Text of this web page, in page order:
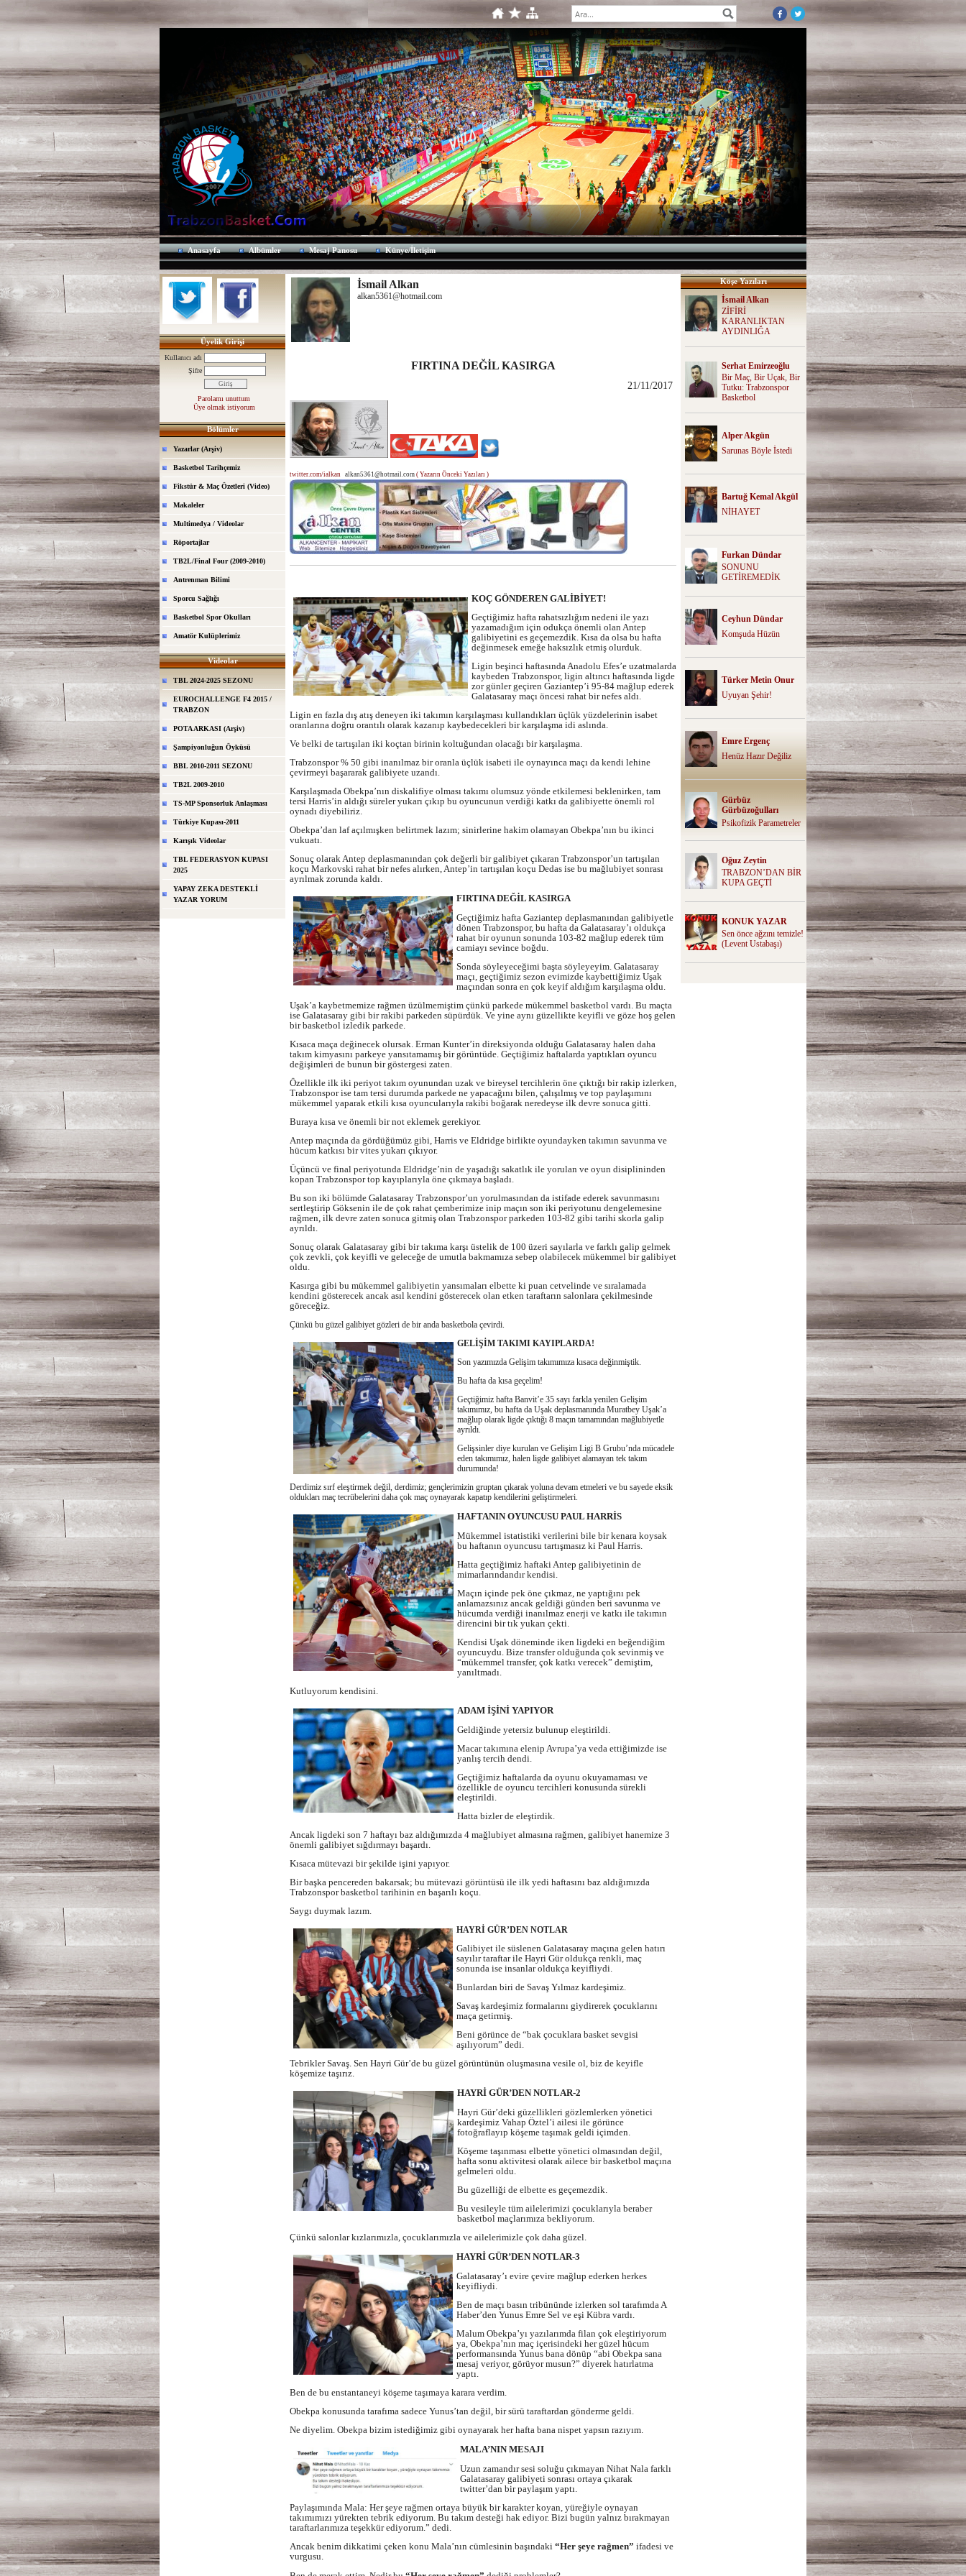
Anasayfa Albümler Mesaj Panosu Künye/İletişim
Üyelik Girişi
Kullanıcı adı
Şifre
Parolamı unuttum
Üye olmak istiyorum
Bölümler
Yazarlar (Arşiv)
Basketbol Tarihçemiz
Fikstür & Maç Özetleri (Video)
Makaleler
Multimedya / Videolar
Röportajlar
TB2L/Final Four (2009-2010)
Antrenman Bilimi
Sporcu Sağlığı
Basketbol Spor Okulları
Amatör Kulüplerimiz
Videolar
TBL 2024-2025 SEZONU
EUROCHALLENGE F4 2015 /
TRABZON
POTA ARKASI (Arşiv)
Şampiyonluğun Öyküsü
BBL 2010-2011 SEZONU
TB2L 2009-2010
TS-MP Sponsorluk Anlaşması
Türkiye Kupası-2011
Karışık Videolar
TBL FEDERASYON KUPASI
2025
YAPAY ZEKA DESTEKLİ
YAZAR YORUM
İsmail Alkan
alkan5361@hotmail.com
FIRTINA DEĞİL KASIRGA
21/11/2017
twitter.com/ialkan alkan5361@hotmail.com ( Yazarın Önceki Yazıları )
KOÇ GÖNDEREN GALİBİYET!
Geçtiğimiz hafta rahatsızlığım nedeni ile yazı
yazamadığım için odukça önemli olan Antep
galibiyetini es geçemezdik. Kısa da olsa bu hafta
değinmesek emeğe haksızlık etmiş olurduk.
Ligin beşinci haftasında Anadolu Efes’e uzatmalarda
kaybeden Trabzonspor, ligin altıncı haftasında ligde
zor günler geçiren Gaziantep’i 95-84 mağlup ederek
Galatasaray maçı öncesi rahat bir nefes aldı.
Ligin en fazla dış atış deneyen iki takımın karşılaşması kullandıkları üçlük yüzdelerinin isabet
oranlarına doğru orantılı olarak kazanıp kaybedecekleri bir karşılaşma idi aslında.
Ve belki de tartışılan iki koçtan birinin koltuğundan olacağı bir karşılaşma.
Trabzonspor % 50 gibi inanılmaz bir oranla üçlük isabeti ile oynayınca maçı da kendi lehine
çevirmeyi başararak galibiyete uzandı.
Karşılaşmada Obekpa’nın diskalifiye olması takımı olumsuz yönde etkilemesi beklenirken, tam
tersi Harris’in aldığı süreler yukarı çıkıp bu oyuncunun verdiği katkı da galibiyette önemli rol
oynadı diyebiliriz.
Obekpa’dan laf açılmışken belirtmek lazım; sinirlerine hakim olamayan Obekpa’nın bu ikinci
vukuatı.
Sonuç olarak Antep deplasmanından çok değerli bir galibiyet çıkaran Trabzonspor’un tartışılan
koçu Markovski rahat bir nefes alırken, Antep’in tartışılan koçu Dedas ise bu mağlubiyet sonrası
ayrılmak zorunda kaldı.
FIRTINA DEĞİL KASIRGA
Geçtiğimiz hafta Gaziantep deplasmanından galibiyetle
dönen Trabzonspor, bu hafta da Galatasaray’ı oldukça
rahat bir oyunun sonunda 103-82 mağlup ederek tüm
camiayı sevince boğdu.
Sonda söyleyeceğimi başta söyleyeyim. Galatasaray
maçı, geçtiğimiz sezon evimizde kaybettiğimiz Uşak
maçından sonra en çok keyif aldığım karşılaşma oldu.
Uşak’a kaybetmemize rağmen üzülmemiştim çünkü parkede mükemmel basketbol vardı. Bu maçta
ise Galatasaray gibi bir rakibi parkeden süpürdük. Ve yine aynı güzellikte keyifli ve göze hoş gelen
bir basketbol izledik parkede.
Kısaca maça değinecek olursak. Erman Kunter’in direksiyonda olduğu Galatasaray halen daha
takım kimyasını parkeye yansıtamamış bir görüntüde. Geçtiğimiz haftalarda yaptıkları oyuncu
değişimleri de bunun bir göstergesi zaten.
Özellikle ilk iki periyot takım oyunundan uzak ve bireysel tercihlerin öne çıktığı bir rakip izlerken,
Trabzonspor ise tam tersi durumda parkede ne yapacağını bilen, çalışılmış ve top paylaşımını
mükemmel yaparak etkili kısa oyuncularıyla rakibi boğarak neredeyse ilk devre sonuca gitti.
Buraya kısa ve önemli bir not eklemek gerekiyor.
Antep maçında da gördüğümüz gibi, Harris ve Eldridge birlikte oyundayken takımın savunma ve
hücum katkısı bir vites yukarı çıkıyor.
Üçüncü ve final periyotunda Eldridge’nin de yaşadığı sakatlık ile yorulan ve oyun disiplininden
kopan Trabzonspor top kayıplarıyla öne çıkmaya başladı.
Bu son iki bölümde Galatasaray Trabzonspor’un yorulmasından da istifade ederek savunmasını
sertleştirip Göksenin ile de çok rahat çemberimize inip maçın son iki periyotunu dengelemesine
rağmen, ilk devre zaten sonuca gitmiş olan Trabzonspor parkeden 103-82 gibi tarihi skorla galip
ayrıldı.
Sonuç olarak Galatasaray gibi bir takıma karşı üstelik de 100 üzeri sayılarla ve farklı galip gelmek
çok zevkli, çok keyifli ve geleceğe de umutla bakmamıza sebep olabilecek mükemmel bir galibiyet
oldu.
Kasırga gibi bu mükemmel galibiyetin yansımaları elbette ki puan cetvelinde ve sıralamada
kendini gösterecek ancak asıl kendini gösterecek olan etken taraftarın salonlara çekilmesinde
göreceğiz.
Çünkü bu güzel galibiyet gözleri de bir anda basketbola çevirdi.
GELİŞİM TAKIMI KAYIPLARDA!
Son yazımızda Gelişim takımımıza kısaca değinmiştik.
Bu hafta da kısa geçelim!
Geçtiğimiz hafta Banvit’e 35 sayı farkla yenilen Gelişim
takımımız, bu hafta da Uşak deplasmanında Muratbey Uşak’a
mağlup olarak ligde çıktığı 8 maçın tamamından mağlubiyetle
ayrıldı.
Gelişsinler diye kurulan ve Gelişim Ligi B Grubu’nda mücadele
eden takımımız, halen ligde galibiyet alamayan tek takım
durumunda!
Derdimiz sırf eleştirmek değil, derdimiz; gençlerimizin gruptan çıkarak yoluna devam etmeleri ve bu sayede eksik
oldukları maç tecrübelerini daha çok maç oynayarak kapatıp kendilerini geliştirmeleri.
HAFTANIN OYUNCUSU PAUL HARRİS
Mükemmel istatistiki verilerini bile bir kenara koysak
bu haftanın oyuncusu tartışmasız ki Paul Harris.
Hatta geçtiğimiz haftaki Antep galibiyetinin de
mimarlarındandır kendisi.
Maçın içinde pek öne çıkmaz, ne yaptığını pek
anlamazsınız ancak geldiği günden beri savunma ve
hücumda verdiği inanılmaz enerji ve katkı ile takımın
direncini bir tık yukarı çekti.
Kendisi Uşak döneminde iken ligdeki en beğendiğim
oyuncuydu. Bize transfer olduğunda çok sevinmiş ve
“mükemmel transfer, çok katkı verecek” demiştim,
yanıltmadı.
Kutluyorum kendisini.
ADAM İŞİNİ YAPIYOR
Geldiğinde yetersiz bulunup eleştirildi.
Macar takımına elenip Avrupa’ya veda ettiğimizde ise
yanlış tercih dendi.
Geçtiğimiz haftalarda da oyunu okuyamaması ve
özellikle de oyuncu tercihleri konusunda sürekli
eleştirildi.
Hatta bizler de eleştirdik.
Ancak ligdeki son 7 haftayı baz aldığımızda 4 mağlubiyet almasına rağmen, galibiyet hanemize 3
önemli galibiyet sığdırmayı başardı.
Kısaca mütevazi bir şekilde işini yapıyor.
Bir başka pencereden bakarsak; bu mütevazi görüntüsü ile ilk yedi haftasını baz aldığımızda
Trabzonspor basketbol tarihinin en başarılı koçu.
Saygı duymak lazım.
HAYRİ GÜR’DEN NOTLAR
Galibiyet ile süslenen Galatasaray maçına gelen hatırı
sayılır taraftar ile Hayri Gür oldukça renkli, maç
sonunda ise insanlar oldukça keyifliydi.
Bunlardan biri de Savaş Yılmaz kardeşimiz.
Savaş kardeşimiz formalarını giydirerek çocuklarını
maça getirmiş.
Beni görünce de “bak çocuklara basket sevgisi
aşılıyorum” dedi.
Tebrikler Savaş. Sen Hayri Gür’de bu güzel görüntünün oluşmasına vesile ol, biz de keyifle
köşemize taşırız.
HAYRİ GÜR’DEN NOTLAR-2
Hayri Gür’deki güzellikleri gözlemlerken yönetici
kardeşimiz Vahap Öztel’i ailesi ile görünce
fotoğraflayıp köşeme taşımak geldi içimden.
Köşeme taşınması elbette yönetici olmasından değil,
hafta sonu aktivitesi olarak ailece bir basketbol maçına
gelmeleri oldu.
Bu güzelliği de elbette es geçemezdik.
Bu vesileyle tüm ailelerimizi çocuklarıyla beraber
basketbol maçlarımıza bekliyorum.
Çünkü salonlar kızlarımızla, çocuklarımızla ve ailelerimizle çok daha güzel.
HAYRİ GÜR’DEN NOTLAR-3
Galatasaray’ı evire çevire mağlup ederken herkes
keyifliydi.
Ben de maçı basın tribününde izlerken sol tarafımda A
Haber’den Yunus Emre Sel ve eşi Kübra vardı.
Malum Obekpa’yı yazılarımda filan çok eleştiriyorum
ya, Obekpa’nın maç içerisindeki her güzel hücum
performansında Yunus bana dönüp “abi Obekpa sana
mesaj veriyor, görüyor musun?” diyerek hatırlatma
yaptı.
Ben de bu enstantaneyi köşeme taşımaya karara verdim.
Obekpa konusunda tarafıma sadece Yunus’tan değil, bir sürü taraftardan gönderme geldi.
Ne diyelim. Obekpa bizim istediğimiz gibi oynayarak her hafta bana nispet yapsın razıyım.
MALA’NIN MESAJI
Uzun zamandır sesi soluğu çıkmayan Nihat Nala farklı
Galatasaray galibiyeti sonrası ortaya çıkarak
twitter’dan bir paylaşım yaptı.
Paylaşımında Mala: Her şeye rağmen ortaya büyük bir karakter koyan, yüreğiyle oynayan
takımımızı yürekten tebrik ediyorum. Bu takım desteği hak ediyor. Bizi bugün yalnız bırakmayan
taraftarlarımıza teşekkür ediyorum.” dedi.
Ancak benim dikkatimi çeken konu Mala’nın cümlesinin başındaki “Her şeye rağmen” ifadesi ve
vurgusu.
Köşe Yazıları
İsmail Alkan
ZİFİRİ
KARANLIKTAN
AYDINLIĞA
Serhat Emirzeoğlu
Bir Maç, Bir Uçak, Bir
Tutku: Trabzonspor
Basketbol
Alper Akgün
Sarunas Böyle İstedi
Bartuğ Kemal Akgül
NİHAYET
Furkan Dündar
SONUNU
GETİREMEDİK
Ceyhun Dündar
Komşuda Hüzün
Türker Metin Onur
Uyuyan Şehir!
Emre Ergenç
Henüz Hazır Değiliz
Gürbüz
Gürbüzoğulları
Psikofizik Parametreler
Oğuz Zeytin
TRABZON’DAN BİR
KUPA GEÇTİ
KONUK YAZAR
Sen önce ağzını temizle!
(Levent Ustabaşı)